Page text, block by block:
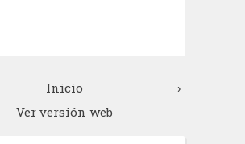
›
Inicio
Ver versión web